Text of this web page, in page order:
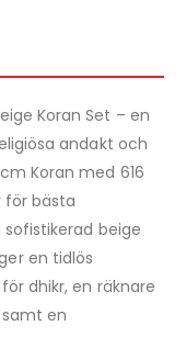
Koran Set – en
andakt och
Koran med 616
för bästa
sofistikerad beige
en tidlös
dhikr, en räknare
en